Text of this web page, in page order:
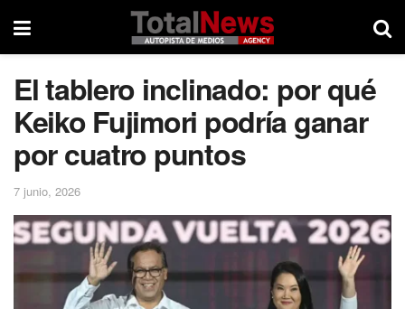
El tablero inclinado: por qué
Keiko Fujimori podría ganar
por cuatro puntos
7 junio, 2026